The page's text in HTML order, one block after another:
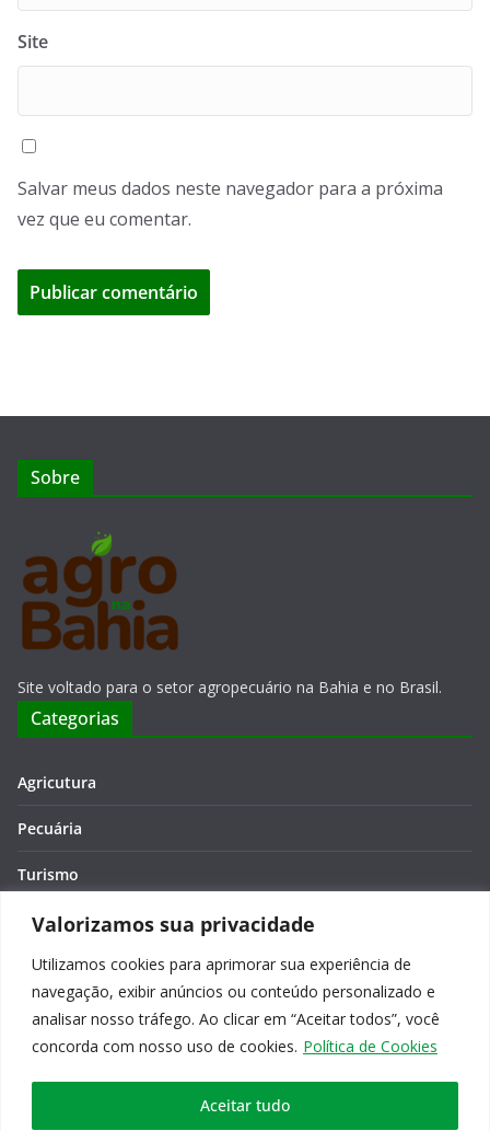
Valorizamos sua privacidade
Utilizamos cookies para aprimorar sua experiência de
navegação, exibir anúncios ou conteúdo personalizado e
analisar nosso tráfego. Ao clicar em “Aceitar todos”, você
concorda com nosso uso de cookies. Política de Cookies
Aceitar tudo
Site
Salvar meus dados neste navegador para a próxima
vez que eu comentar.
Sobre
Site voltado para o setor agropecuário na Bahia e no Brasil.
Categorias
Agricutura
Pecuária
Turismo
Economia
Meio Ambiente
Editora: Verônica Macêdo